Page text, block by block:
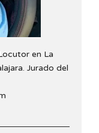
en La
Jurado del